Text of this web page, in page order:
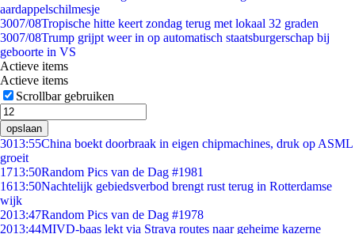
aardappelschilmesje
3007/08Tropische hitte keert zondag terug met lokaal 32 graden
3007/08Trump grijpt weer in op automatisch staatsburgerschap bij
geboorte in VS
Actieve items
Actieve items
Scrollbar gebruiken
opslaan
3013:55China boekt doorbraak in eigen chipmachines, druk op ASML
groeit
1713:50Random Pics van de Dag #1981
1613:50Nachtelijk gebiedsverbod brengt rust terug in Rotterdamse
wijk
2013:47Random Pics van de Dag #1978
2013:44MIVD-baas lekt via Strava routes naar geheime kazerne